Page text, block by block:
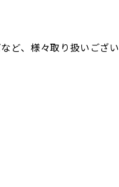
ど、様々取り扱いござい